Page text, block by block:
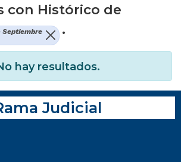
con Histórico de
Septiembre .
hay resultados.
Judicial